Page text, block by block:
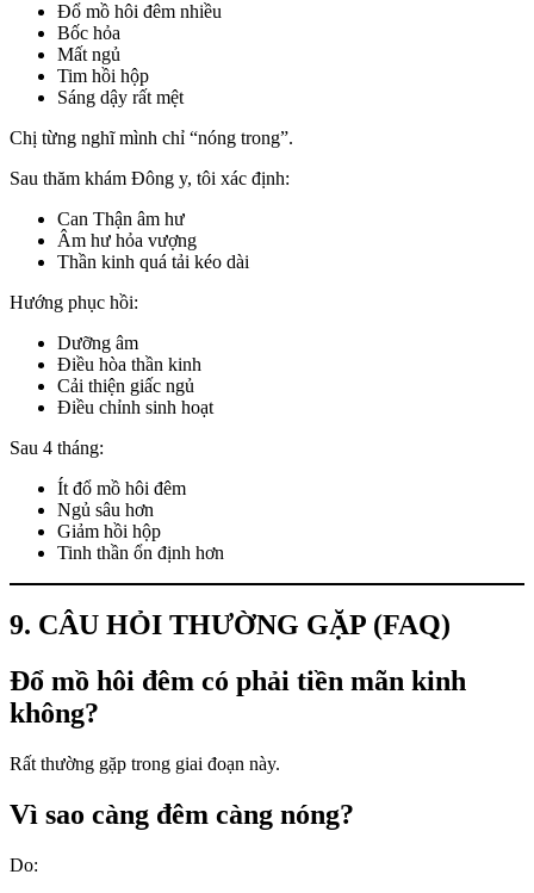
Đổ mồ hôi đêm nhiều
Bốc hỏa
Mất ngủ
Tim hồi hộp
Sáng dậy rất mệt
Chị từng nghĩ mình chỉ “nóng trong”.
Sau thăm khám Đông y, tôi xác định:
Can Thận âm hư
Âm hư hỏa vượng
Thần kinh quá tải kéo dài
Hướng phục hồi:
Dưỡng âm
Điều hòa thần kinh
Cải thiện giấc ngủ
Điều chỉnh sinh hoạt
Sau 4 tháng:
Ít đổ mồ hôi đêm
Ngủ sâu hơn
Giảm hồi hộp
Tinh thần ổn định hơn
9. CÂU HỎI THƯỜNG GẶP (FAQ)
Đổ mồ hôi đêm có phải tiền mãn kinh
không?
Rất thường gặp trong giai đoạn này.
Vì sao càng đêm càng nóng?
Do: